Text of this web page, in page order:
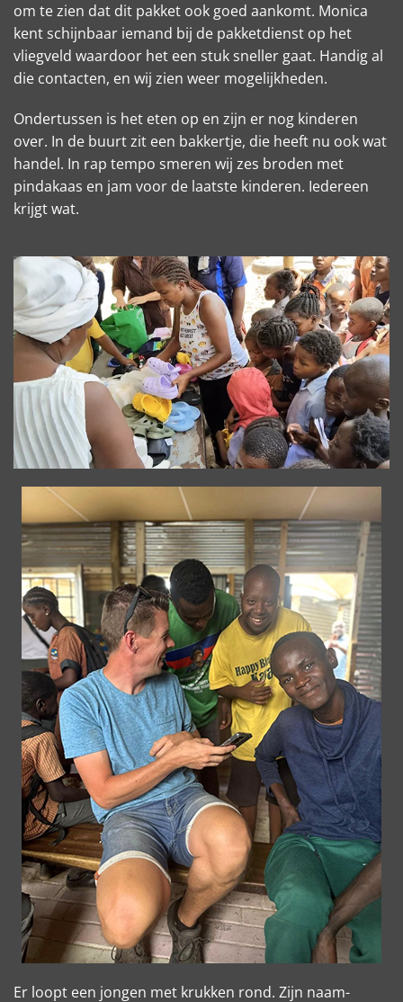
om te zien dat dit pakket ook goed aankomt. Monica
kent schijnbaar iemand bij de pakketdienst op het
vliegveld waardoor het een stuk sneller gaat. Handig al
die contacten, en wij zien weer mogelijkheden.
Ondertussen is het eten op en zijn er nog kinderen
over. In de buurt zit een bakkertje, die heeft nu ook wat
handel. In rap tempo smeren wij zes broden met
pindakaas en jam voor de laatste kinderen. Iedereen
krijgt wat.
Er loopt een jongen met krukken rond. Zijn naam-